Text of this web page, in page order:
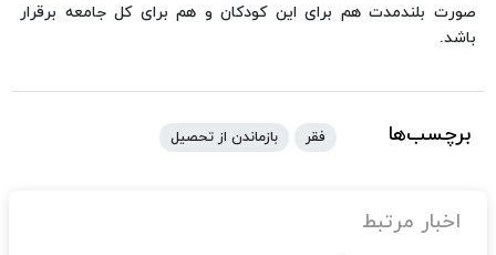
صورت بلندمدت هم برای این کودکان و هم برای کل جامعه برقرار
باشد.
برچسب‌ها فقر بازماندن از تحصیل
اخبار مرتبط